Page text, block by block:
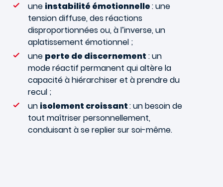
une instabilité émotionnelle: une
tension diffuse, des réactions
disproportionnées ou, à l’inverse, un
aplatissement émotionnel ;
une perte de discernement : un
mode réactif permanent qui altère la
capacité à hiérarchiser et à prendre du
recul ;
un isolement croissant: un besoin de
tout maîtriser personnellement,
conduisant à se replier sur soi-même.